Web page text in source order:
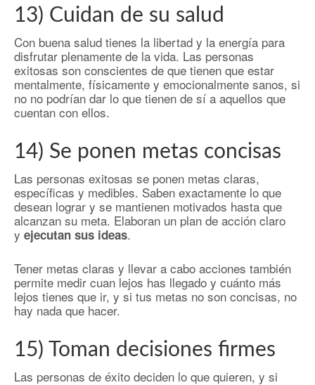
13) Cuidan de su salud
Con buena salud tienes la libertad y la energía para
disfrutar plenamente de la vida. Las personas
exitosas son conscientes de que tienen que estar
mentalmente, físicamente y emocionalmente sanos, si
no no podrían dar lo que tienen de sí a aquellos que
cuentan con ellos.
14) Se ponen metas concisas
Las personas exitosas se ponen metas claras,
específicas y medibles. Saben exactamente lo que
desean lograr y se mantienen motivados hasta que
alcanzan su meta. Elaboran un plan de acción claro
y ejecutan sus ideas.
Tener metas claras y llevar a cabo acciones también
permite medir cuan lejos has llegado y cuánto más
lejos tienes que ir, y si tus metas no son concisas, no
hay nada que hacer.
15) Toman decisiones firmes
Las personas de éxito deciden lo que quieren, y si